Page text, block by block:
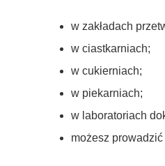
w zakładach
w ciastkarniach;
w cukierniach;
w piekarniach;
w laboratoriach
możesz